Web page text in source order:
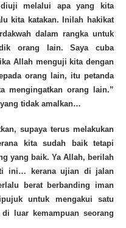
melalui apa yang kita
kita katakan. Inilah hakikat
dalam rangka untuk
orang lain. Saya cuba
Allah menguji kita dengan
orang lain, itu petanda
mengingatkan orang lain.”
tidak amalkan…
supaya terus melakukan
kita sudah baik tetapi
yang baik. Ya Allah, berilah
ini… kerana ujian di jalan
berat berbanding iman
untuk mengakui satu
luar kemampuan seorang